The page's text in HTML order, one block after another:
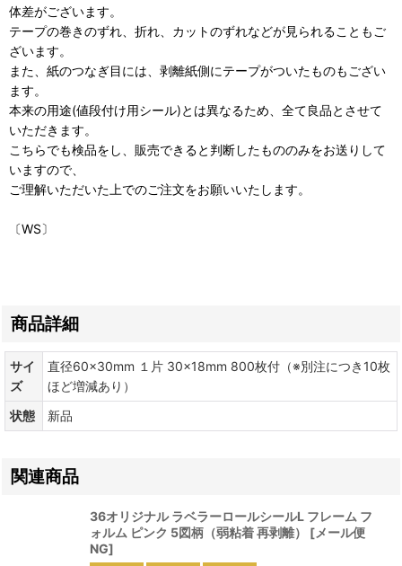
体差がございます。
テープの巻きのずれ、折れ、カットのずれなどが見られることもご
ざいます。
また、紙のつなぎ目には、剥離紙側にテープがついたものもござい
ます。
本来の用途(値段付け用シール)とは異なるため、全て良品とさせて
いただきます。
こちらでも検品をし、販売できると判断したもののみをお送りして
いますので、
ご理解いただいた上でのご注文をお願いいたします。
〔WS〕
商品詳細
サイ
ズ
直径60×30mm １片 30×18mm 800枚付（※別注につき10枚
ほど増減あり）
状態
新品
関連商品
36オリジナル ラベラーロールシールL フレーム フ
ォルム ピンク 5図柄（弱粘着 再剥離）
[メール便
NG]